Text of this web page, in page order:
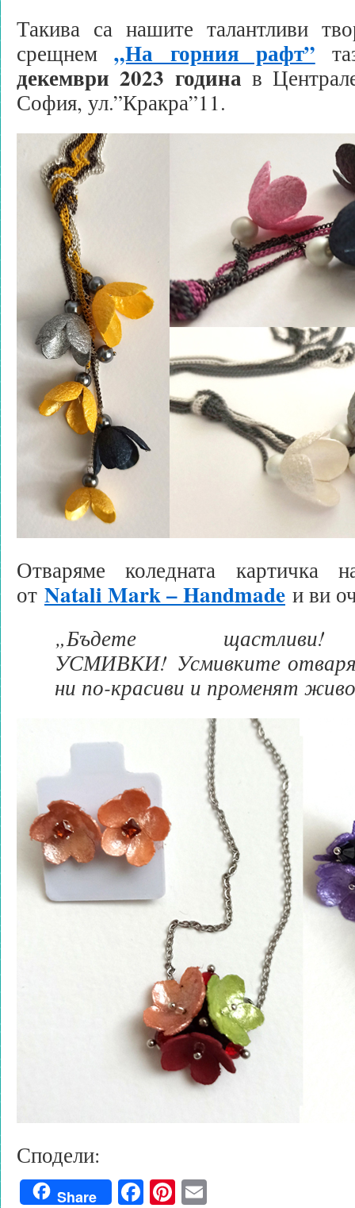
Такива са нашите талантливи
срещнем„На горния рафт”
декември 2023 година в
София, ул.”Кракра”11.
Отваряме коледната картичка
от Natali Mark – Handmade и ви
„Бъдете щастливи!
УСМИВКИ! Усмивките
ни по-красиви и променят
Сподели:
Share Facebook
Pinterest